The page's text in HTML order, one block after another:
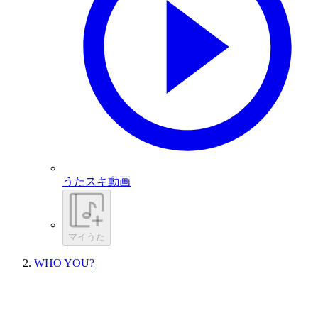
うたスキ動画
マイうた
WHO YOU?